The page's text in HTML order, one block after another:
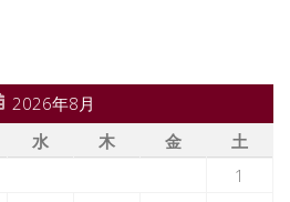
2026年8月
水 木 金
土
1